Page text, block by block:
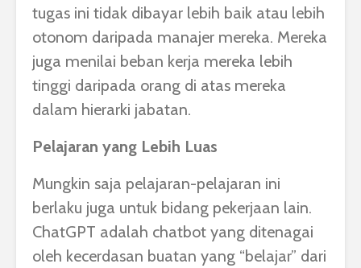
tugas ini tidak dibayar lebih baik atau lebih
otonom daripada manajer mereka. Mereka
juga menilai beban kerja mereka lebih
tinggi daripada orang di atas mereka
dalam hierarki jabatan.
Pelajaran yang Lebih Luas
Mungkin saja pelajaran-pelajaran ini
berlaku juga untuk bidang pekerjaan lain.
ChatGPT adalah chatbot yang ditenagai
oleh kecerdasan buatan yang “belajar” dari